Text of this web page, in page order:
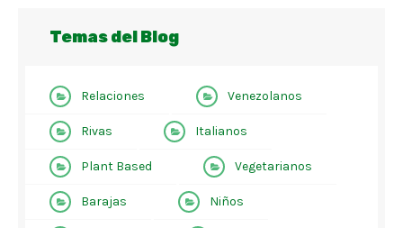
Temas del Blog
Relaciones Venezolanos
Rivas Italianos
Plant Based Vegetarianos
Barajas Niños